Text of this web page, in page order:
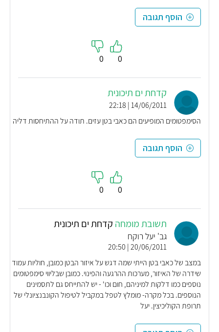
הוסף תגובה
0
0
קדחת ים תיכונית
14/06/2011 | 22:18
הסימפטומים המופיעים הם כאבי בטן עזים. תודה על ההתיחסות דליה
הוסף תגובה
0
0
תשובת מומחה קדחת ים תיכונית
גב' יעל רוקח
20/06/2011 | 20:50
במצב של כאבי בטן הייתי שמה דגש על איזור הבטן כמובן, חוליות עמוד
שידרה של האיזור, מערכות ההרגעה והפינוי. כמובן שבליווי סימפטומים
נוספים כמו דלקות למיניהם, חום וכו' - יש להתייחס גם לתסמינים
הנוספים. בכל מקרה- מומלץ לטפל במקביל לטיפול הקונבנציונלי של
תרופת הקוליכיצין. יעל